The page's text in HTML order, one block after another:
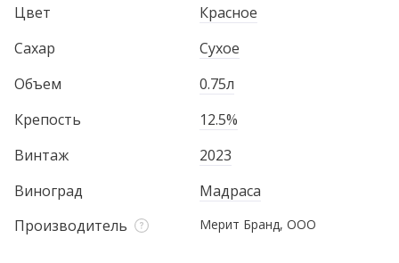
Цвет
Красное
Сахар
Сухое
Объем
0.75л
Крепость
12.5%
Винтаж
2023
Виноград
Мадраса
Производитель
Мерит Бранд, ООО